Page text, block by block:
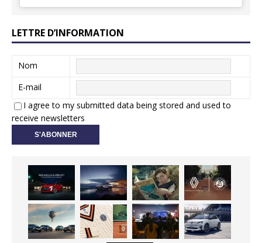
LETTRE D’INFORMATION
Nom
E-mail
I agree to my submitted data being stored and used to
receive newsletters